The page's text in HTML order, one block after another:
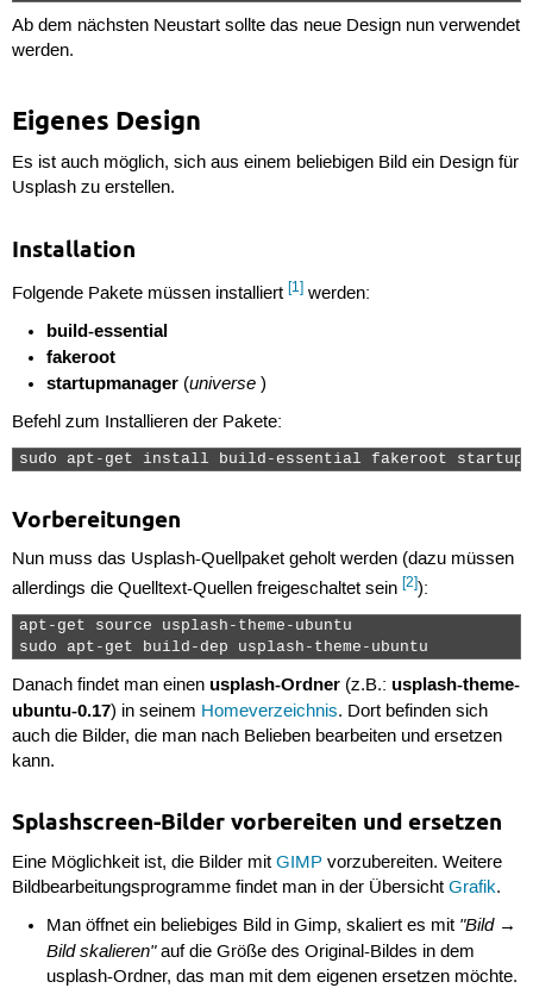
Ab dem nächsten Neustart sollte das neue Design nun verwendet
werden.
Eigenes Design
Es ist auch möglich, sich aus einem beliebigen Bild ein Design für
Usplash zu erstellen.
Installation
Folgende Pakete müssen installiert [1]werden:
build-essential
fakeroot
startupmanager (universe )
Befehl zum Installieren der Pakete:
sudo apt-get install build-essential fakeroot
Vorbereitungen
Nun muss das Usplash-Quellpaket geholt werden (dazu müssen
allerdings die Quelltext-Quellen freigeschaltet sein [2]):
apt-get source usplash-theme-ubuntu
sudo apt-get build-dep usplash-theme-ubuntu
Danach findet man einen usplash-Ordner(z.B.: usplash-theme-
ubuntu-0.17) in seinem Homeverzeichnis. Dort befinden sich
auch die Bilder, die man nach Belieben bearbeiten und ersetzen
kann.
Splashscreen-Bilder vorbereiten und ersetzen
Eine Möglichkeit ist, die Bilder mit GIMPvorzubereiten. Weitere
Bildbearbeitungsprogramme findet man in der Übersicht Grafik.
Man öffnet ein beliebiges Bild in Gimp, skaliert es mit "Bild →
Bild skalieren"auf die Größe des Original-Bildes in dem
usplash-Ordner, das man mit dem eigenen ersetzen möchte.